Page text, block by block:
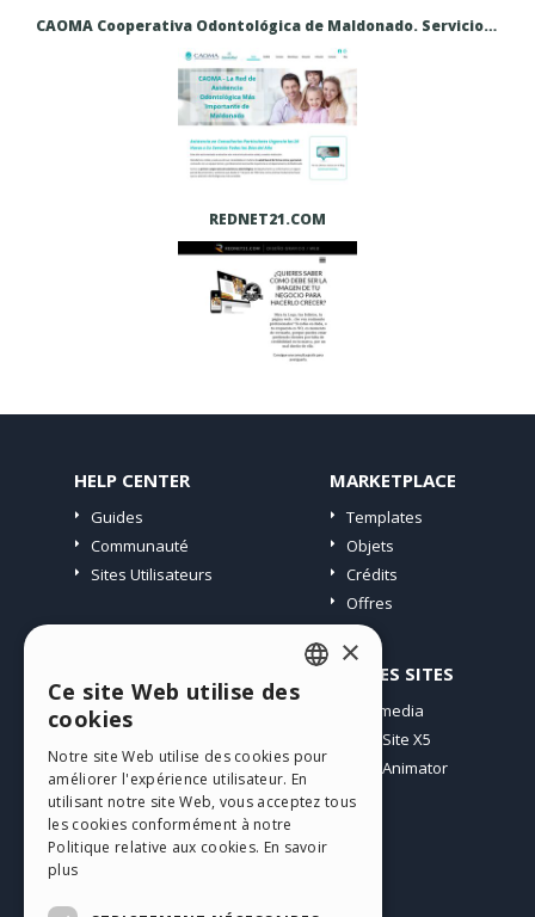
CAOMA Cooperativa Odontológica de Maldonado. Servicio de urgencias las 24 horas todos los dias. - CAOMA Cooperativa de Asistencia Odontológica de Maldonado.
REDNET21.COM
HELP CENTER
Guides
Communauté
Sites Utilisateurs
MARKETPLACE
Templates
Objets
Crédits
Offres
Mes Messages
Télécharger
Espace Web
Mes Crédits
AUTRES SITES
Incomedia
WebSite X5
WebAnimator
ENGLISH
GERMAN
SPANISH
×
Ce site Web utilise des
cookies
Notre site Web utilise des cookies pour
améliorer l'expérience utilisateur. En
utilisant notre site Web, vous acceptez tous
les cookies conformément à notre
Politique relative aux cookies. En savoir
plus